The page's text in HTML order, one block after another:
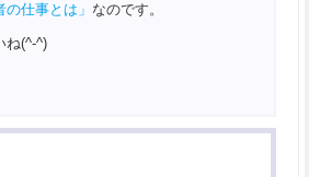
の仕事とは」 なのです。
ね(^-^)